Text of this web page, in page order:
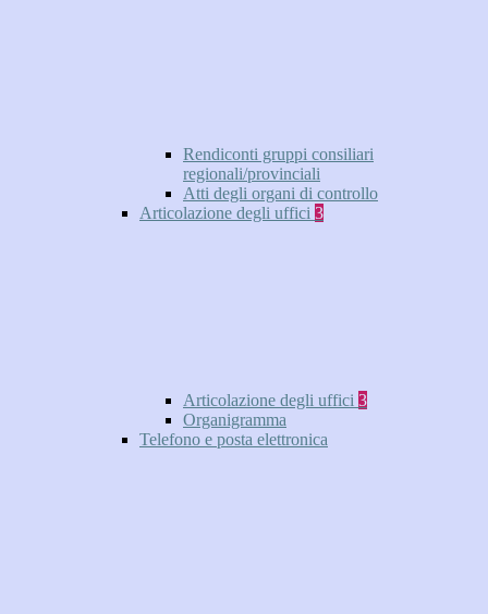
Rendiconti gruppi consiliari
regionali/provinciali
Atti degli organi di controllo
Articolazione degli uffici 3
Articolazione degli uffici 3
Organigramma
Telefono e posta elettronica